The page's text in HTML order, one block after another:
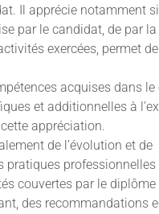
Il apprécie notamment si
par le candidat, de par
exercées, permet
acquises dans le
et additionnelles à
appréciation.
de l’évolution et de
pratiques
couvertes par le diplôme
des recommandations